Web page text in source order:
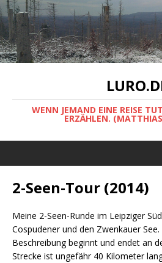
WENN JEMAND EINE REISE
ERZÄHLEN.
2-Seen-Tour (2014)
Meine 2-Seen-Runde im Leipziger
Cospudener und den Zwenkauer
Beschreibung beginnt und endet an
Strecke ist ungefähr 40 Kilometer